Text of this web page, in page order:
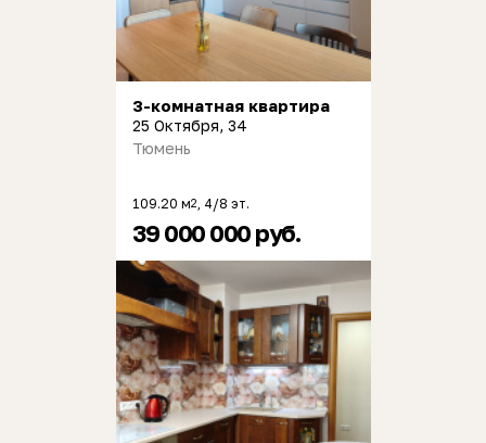
3-комнатная квартира
25 Октября, 34
Тюмень
109.20 м2 , 4/8 эт.
39 000 000 руб.